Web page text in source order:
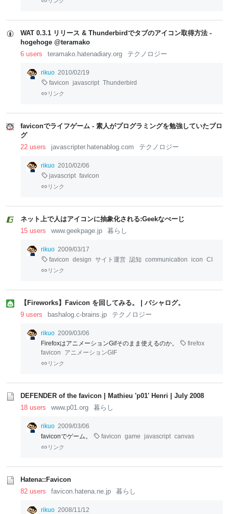
WAT 0.3.1 リリース & Thunderbirdでタブのアイコン取得方法 -
hogehoge @teramako
6 users
teramako.hatenadiary.org テクノロジー
rikuo 2010/02/19
favicon javascript Thunderbird
リンク
faviconでライフゲーム - 素人がプログラミングを勉強していたブロ
グ
22 users
javascripter.hatenablog.com テクノロジー
rikuo 2010/02/06
javascript favicon
リンク
ネット上で人はアイコンに抽象化される:Geekなぺーじ
15 users
www.geekpage.jp 暮らし
rikuo 2009/03/17
favicon design サイト運営 認知 communication icon CI
リンク
【Fireworks】Favicon を回してみる。 | バシャログ。
9 users
bashalog.c-brains.jp テクノロジー
rikuo 2009/03/06
FirefoxはアニメーションGifそのまま使えるのか。
firefox
favicon
アニメーションGIF
リンク
DEFENDER of the favicon | Mathieu 'p01' Henri | July 2008
18 users
www.p01.org 暮らし
rikuo 2009/03/06
faviconでゲーム。
favicon game javascript canvas
リンク
Hatena::Favicon
82 users
favicon.hatena.ne.jp 暮らし
rikuo 2008/11/12